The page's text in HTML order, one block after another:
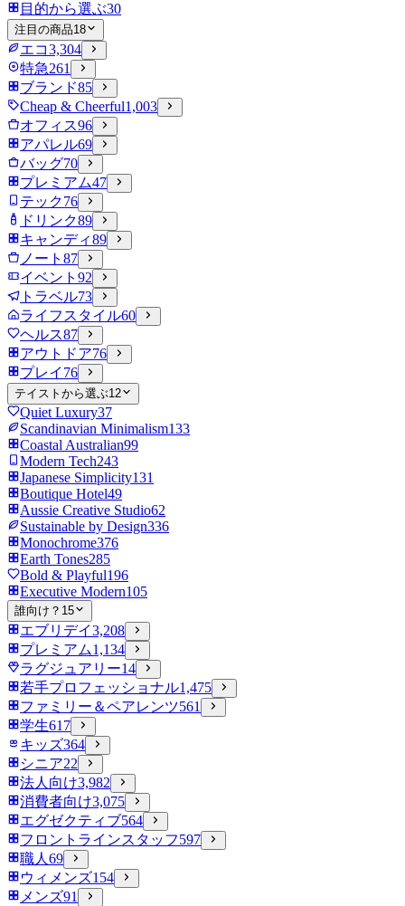
目的から選ぶ30
注目の商品18
エコ3,304
特急261
ブランド85
Cheap & Cheerful1,003
オフィス96
アパレル69
バッグ70
プレミアム47
テック76
ドリンク89
キャンディ89
ノート 87
イベント 92
トラベル73
ライフスタイル60
ヘルス87
アウトドア76
プレイ 76
テイストから選ぶ12
Quiet Luxury37
Scandinavian Minimalism133
Coastal Australian99
Modern Tech243
Japanese Simplicity131
Boutique Hotel49
Aussie Creative Studio62
Sustainable by Design336
Monochrome376
Earth Tones285
Bold & Playful196
Executive Modern105
誰向け？ 15
エブリデイ3,208
プレミアム1,134
ラグジュアリー14
若手プロフェッショナル1,475
ファミリー＆ペアレンツ561
学生617
キッズ364
シニア22
法人向け3,982
消費者向け3,075
エグゼクティブ564
フロントラインスタッフ597
職人 69
ウィメンズ154
メンズ91